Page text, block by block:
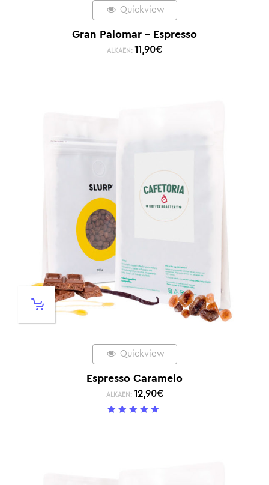
Quickview
Gran Palomar – Espresso
ALKAEN: 11,90€
Quickview
Espresso Caramelo
ALKAEN: 12,90€